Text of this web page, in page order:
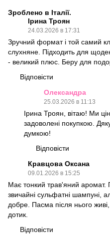
Зроблено в Італії.
Ірина Троян
24.03.2026 в 17:31
Зручний формат і той самий
слухняне. Підходить для
- великий плюс. Беру для
Відповісти
Олександра
25.03.2026 в 11:13
Ірина Троян, вітаю! Ми
задоволені покупкою.
думкою!
Відповісти
Кравцова Оксана
09.01.2026 в 15:25
Має тонкий трав'яний аромат.
звичайні сульфатні шампуні,
добре. Пасма після нього
дотик.
Відповісти